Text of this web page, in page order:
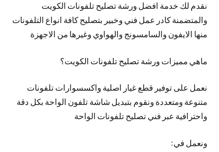
نقدم لك خدمة افضل ورشة تصليح تلفونات الكويت
والمتضمنة كادر عمل فني وخبير بتصليح كافة انواع التلفونات
منها الايفون والسامسونج والهواوي وغيرها من الاجهزة
ماهي مميزات ورشة تصليح تلفونات الكويت؟
نعمل على توفير قطع غيار اصلية واكسسوارات تلفونات
متنوعة ومتعددة ونقوم بتبديل شاشة تلفون الواحة بكل دقة
واحترافية عبر فني تصليح تلفونات الواحة
ونعمل في: